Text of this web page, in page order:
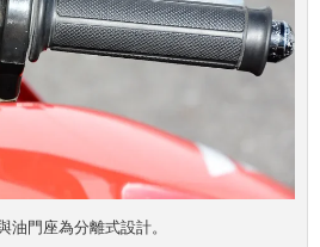
油門座為分離式設計。